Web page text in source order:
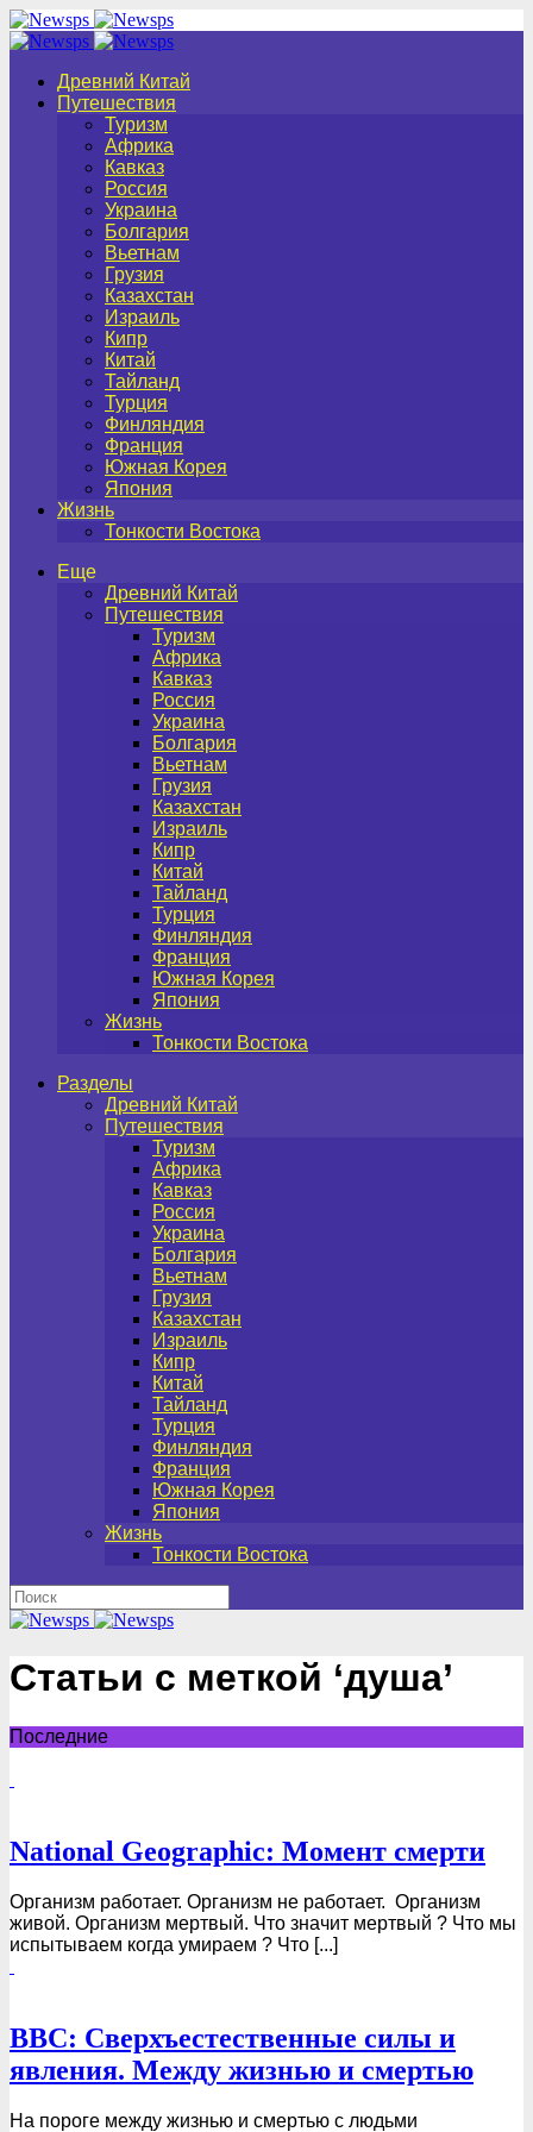
Древний Китай
Путешествия
Туризм
Африка
Кавказ
Россия
Украина
Болгария
Вьетнам
Грузия
Казахстан
Израиль
Кипр
Китай
Тайланд
Турция
Финляндия
Франция
Южная Корея
Япония
Жизнь
Тонкости Востока
Еще
Древний Китай
Путешествия
Туризм
Африка
Кавказ
Россия
Украина
Болгария
Вьетнам
Грузия
Казахстан
Израиль
Кипр
Китай
Тайланд
Турция
Финляндия
Франция
Южная Корея
Япония
Жизнь
Тонкости Востока
Разделы
Древний Китай
Путешествия
Туризм
Африка
Кавказ
Россия
Украина
Болгария
Вьетнам
Грузия
Казахстан
Израиль
Кипр
Китай
Тайланд
Турция
Финляндия
Франция
Южная Корея
Япония
Жизнь
Тонкости Востока
Статьи с меткой ‘душа’
Последние
National Geographic: Момент смерти
Организм работает. Организм не работает. Организм
живой. Организм мертвый. Что значит мертвый ? Что мы
испытываем когда умираем ? Что [...]
BBC: Сверхъестественные силы и
явления. Между жизнью и смертью
На пороге между жизнью и смертью с людьми